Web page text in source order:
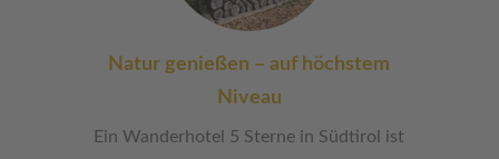
Natur genießen – auf höchstem
Niveau
Ein Wanderhotel 5 Sterne in Südtirol ist